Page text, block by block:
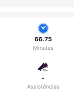
66.75
Minutes
-
Assistências